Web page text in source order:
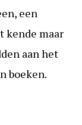
een
kende maar
aan het
boeken.